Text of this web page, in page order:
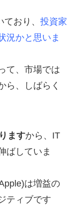
おり、 投資家
況かと思いま
て、市場では
ら、しばらく
ますから、IT
ばしていま
は増益の
ティブです